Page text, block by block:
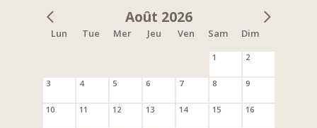
Août 2026
Lun Tue Mer Jeu Ven Sam Dim
1 2
3 4 5 6 7 8 9
10 11 12 13 14 15 16